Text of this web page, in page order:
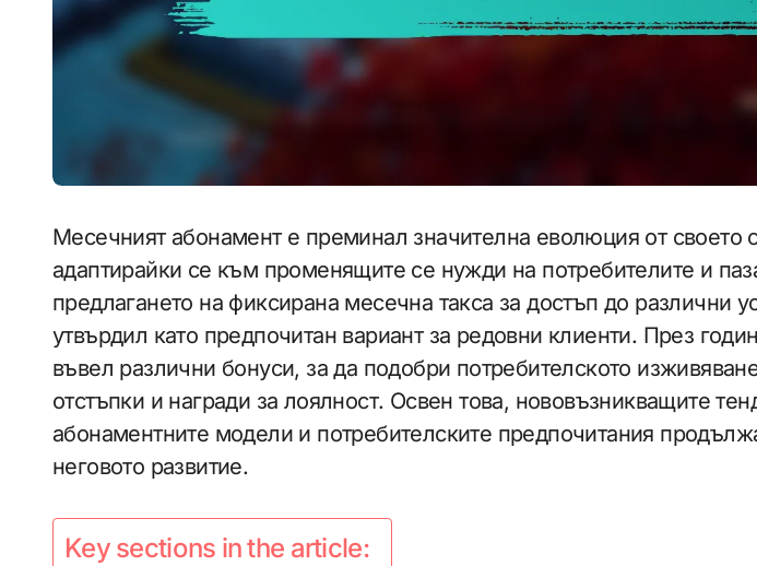
Месечният абонамент е преминал значителна еволюция от своето
адаптирайки се към променящите се нужди на потребителите и
предлагането на фиксирана месечна такса за достъп до различни
утвърдил като предпочитан вариант за редовни клиенти. През
въвел различни бонуси, за да подобри потребителското
отстъпки и награди за лоялност. Освен това, нововъзникващите
абонаментните модели и потребителските предпочитания
неговото развитие.
Key sections in the article: